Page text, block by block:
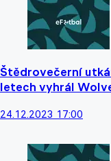
Štědrovečerní
letech vyhrál
24.12.2023 17:00